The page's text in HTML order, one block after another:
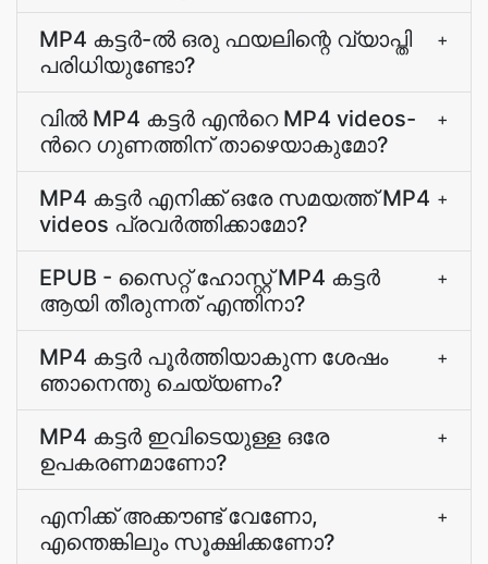
MP4 കട്ടർ-ല്‍ ഒരു ഫയലിന്റെ വ്യാപ്തി
പരിധിയുണ്ടോ?
+
വിൽ MP4 കട്ടർ എന്‍റെ MP4 videos-
ന്‍റെ ഗുണത്തിന് താഴെയാകുമോ?
+
MP4 കട്ടർ എനിക്ക് ഒരേ സമയത്ത് MP4
videos പ്രവര്‍ത്തിക്കാമോ?
+
EPUB - സൈറ്റ് ഹോസ്റ്റ് MP4 കട്ടർ
ആയി തീരുന്നത്‌ എന്തിനാ?
+
MP4 കട്ടർ പൂര്‍ത്തിയാകുന്ന ശേഷം
ഞാനെന്തു ചെയ്യണം?
+
MP4 കട്ടർ ഇവിടെയുള്ള ഒരേ
ഉപകരണമാണോ?
+
എനിക്ക് അക്കൗണ്ട് വേണോ,
എന്തെങ്കിലും സൂക്ഷിക്കണോ?
+